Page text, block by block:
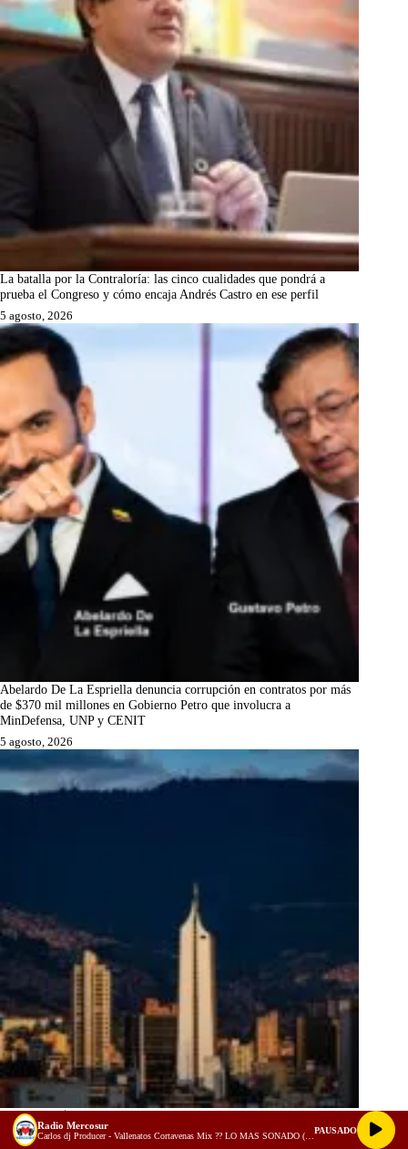
La batalla por la Contraloría: las cinco cualidades que pondrá a
prueba el Congreso y cómo encaja Andrés Castro en ese perfil
5 agosto, 2026
Abelardo De La Espriella denuncia corrupción en contratos por más
de $370 mil millones en Gobierno Petro que involucra a
MinDefensa, UNP y CENIT
5 agosto, 2026
Visas de US$100.000 y despidos por la IA: por qué las empresas de
EE. UU. están contratando colombianos sin sacarlos del país
Radio Mercosur
Carlos dj Producer - Vallenatos Cortavenas Mix ?? LO MAS SONADO (PARA BEBER ??) By Carlos Dj
PAUSADO